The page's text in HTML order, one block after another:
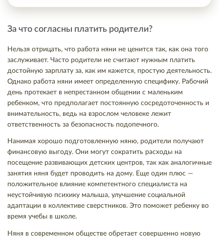
За что согласны платить родители?
Нельзя отрицать, что работа няни не ценится так, как она того
заслуживает. Часто родители не считают нужным платить
достойную зарплату за, как им кажется, простую деятельность.
Однако работа няни имеет определенную специфику. Рабочий
день протекает в непрестанном общении с маленьким
ребенком, что предполагает постоянную сосредоточенность и
внимательность, ведь на взрослом человеке лежит
ответственность за безопасность подопечного.
Нанимая хорошо подготовленную няню, родители получают
финансовую выгоду. Они могут сократить расходы на
посещение развивающих детских центров, так как аналогичные
занятия няня будет проводить на дому. Еще один плюс —
положительное влияние компетентного специалиста на
неустойчивую психику малыша, улучшение социальной
адаптации в коллективе сверстников. Это поможет ребенку во
время учебы в школе.
Няня в современном обществе обретает совершенно новую